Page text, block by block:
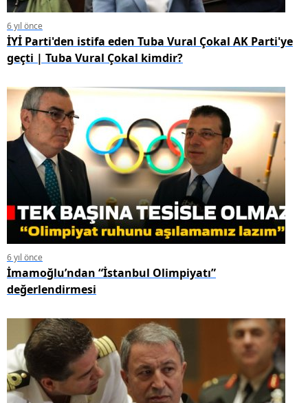
6 yıl önce
İYİ Parti'den istifa eden Tuba Vural Çokal AK Parti'ye
geçti | Tuba Vural Çokal kimdir?
6 yıl önce
İmamoğlu’ndan “İstanbul Olimpiyatı”
değerlendirmesi